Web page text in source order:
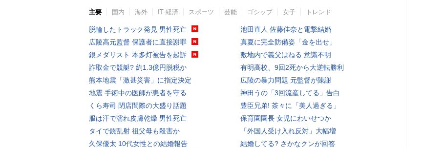
主要 国内 海外 IT 経済 スポーツ 芸能 ゴシップ 女子 トレンド
脱輪したトラック発見 男性死亡
広陵高元監督 保護者に直接謝罪
銀メダリスト 本多灯被告を起訴
詐取金で競艇? 約1.3億円脱税か
熊本地震「激甚災害」に指定決定
地震 手術中の医師が患者を守る
くら寿司 閉店間際の大盛り話題
服は汗で濡れ皮膚乾燥 男性死亡
タイで銃乱射 祖父母も殺害か
久保優太 10代女性との結婚報告
池田直人 佐藤佳奈と電撃結婚
真夏に完全防備姿「金を出せ」
敷地内で義父はねる 意識不明
有明高校、9回2死から大逆転勝利
広陵の暴力問題 元監督が陳謝
神田うの「3回流産してる」告白
豊臣兄弟! 茶々に「美人過ぎる」
保育園園長 女児にわいせつか
「外国人受け入れ反対」大幅増
結婚してる? さかなクンが回答